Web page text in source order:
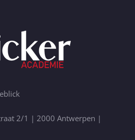
2/1 | 2000 Antwerpen |